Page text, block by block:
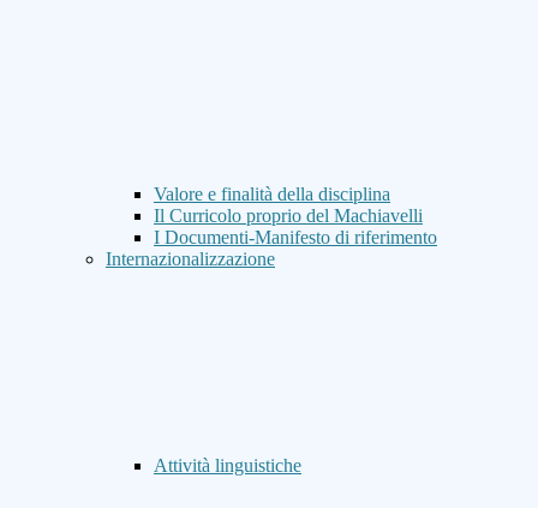
Valore e finalità della disciplina
Il Curricolo proprio del Machiavelli
I Documenti-Manifesto di riferimento
Internazionalizzazione
Attività linguistiche